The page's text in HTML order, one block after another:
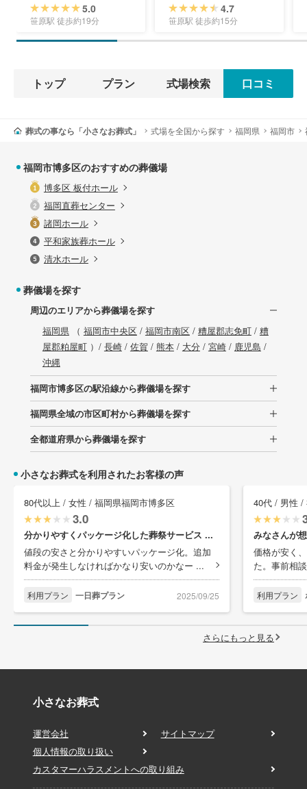
5.0
笹原駅 徒歩約19分
4.7
笹原駅 徒歩約15分
トップ プラン 式場検索 口コミ
葬式の事なら「小さなお葬式」 式場を全国から探す 福岡県 福岡市
福岡市博多区のおすすめの葬儀場
博多区 板付ホール
福岡直葬センター
諸岡ホール
平和家族葬ホール
清水ホール
葬儀場を探す
周辺のエリアから葬儀場を探す
福岡県 （ 福岡市中央区 / 福岡市南区 / 糟屋郡志免町/ 糟
屋郡粕屋町）/ 長崎/ 佐賀 / 熊本/ 大分 / 宮崎/ 鹿児島 /
沖縄
福岡市博多区の駅沿線から葬儀場を探す
福岡県全域の市区町村から葬儀場を探す
全都道府県から葬儀場を探す
小さなお葬式を利用されたお客様の声
80代以上 / 女性 / 福岡県福岡市博多区
3.0
分かりやすくパッケージ化した葬祭サービス ...
値段の安さと分かりやすいパッケージ化。追加
料金が発生しなければかなり安いのかなー ...
利用プラン 一日葬プラン 2025/09/25
40代 / 男性 /
みなさんが
価格が安く
た。事前相
利用プラン
さらにもっと見る
小さなお葬式
運営会社
サイトマップ
個人情報の取り扱い
カスタマーハラスメントへの取り組み